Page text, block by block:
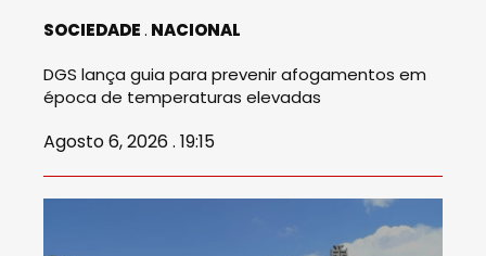
SOCIEDADE NACIONAL
DGS lança guia para prevenir afogamentos em
época de temperaturas elevadas
Agosto 6, 2026 . 19:15